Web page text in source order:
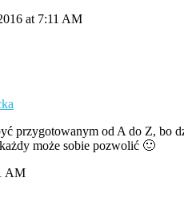
at 7:11 AM
przygotowanym od A do Z, bo
może sobie pozwolić 🙂
AM